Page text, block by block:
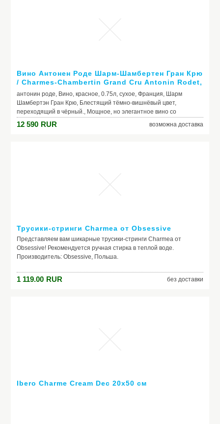
Вино Антонен Роде Шарм-Шамбертен Гран Крю
/ Charmes-Chambertin Grand Cru Antonin Rodet,
2007, красное, сухое 0.75л
антонин роде, Вино, красное, 0.75л, сухое, Франция, Шарм
Шамбертэн Гран Крю, Блестящий тёмно-вишнёвый цвет,
переходящий в чёрный., Мощное, но элегантное вино со
сливочной текстурой и сочным вкусом с оттенками малины,
вишни, кофе, шоколада и специй., Свежий, богатый аромат
12 590 RUR возможна доставка
Трусики-стринги Charmea от Obsessive
Представляем вам шикарные трусики-стринги Charmea от
Obsessive! Рекомендуется ручная стирка в теплой воде.
Производитель: Obsessive, Польша.
1 119.00 RUR без доставки
Ibero Charme Cream Dec 20x50 см